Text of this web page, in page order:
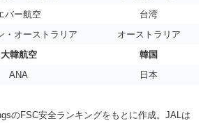
バー航空
台湾
・オーストラリア
オーストラリア
大韓航空
韓国
ANA 日本
のFSC安全ランキングをもとに作成。JALは